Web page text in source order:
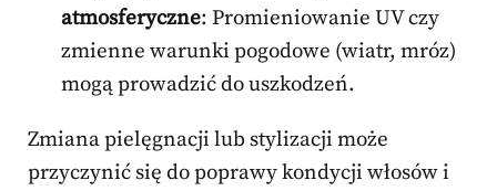
atmosferyczne: Promieniowanie UV czy
zmienne warunki pogodowe (wiatr, mróz)
mogą prowadzić do uszkodzeń.
Zmiana pielęgnacji lub stylizacji może
przyczynić się do poprawy kondycji włosów i